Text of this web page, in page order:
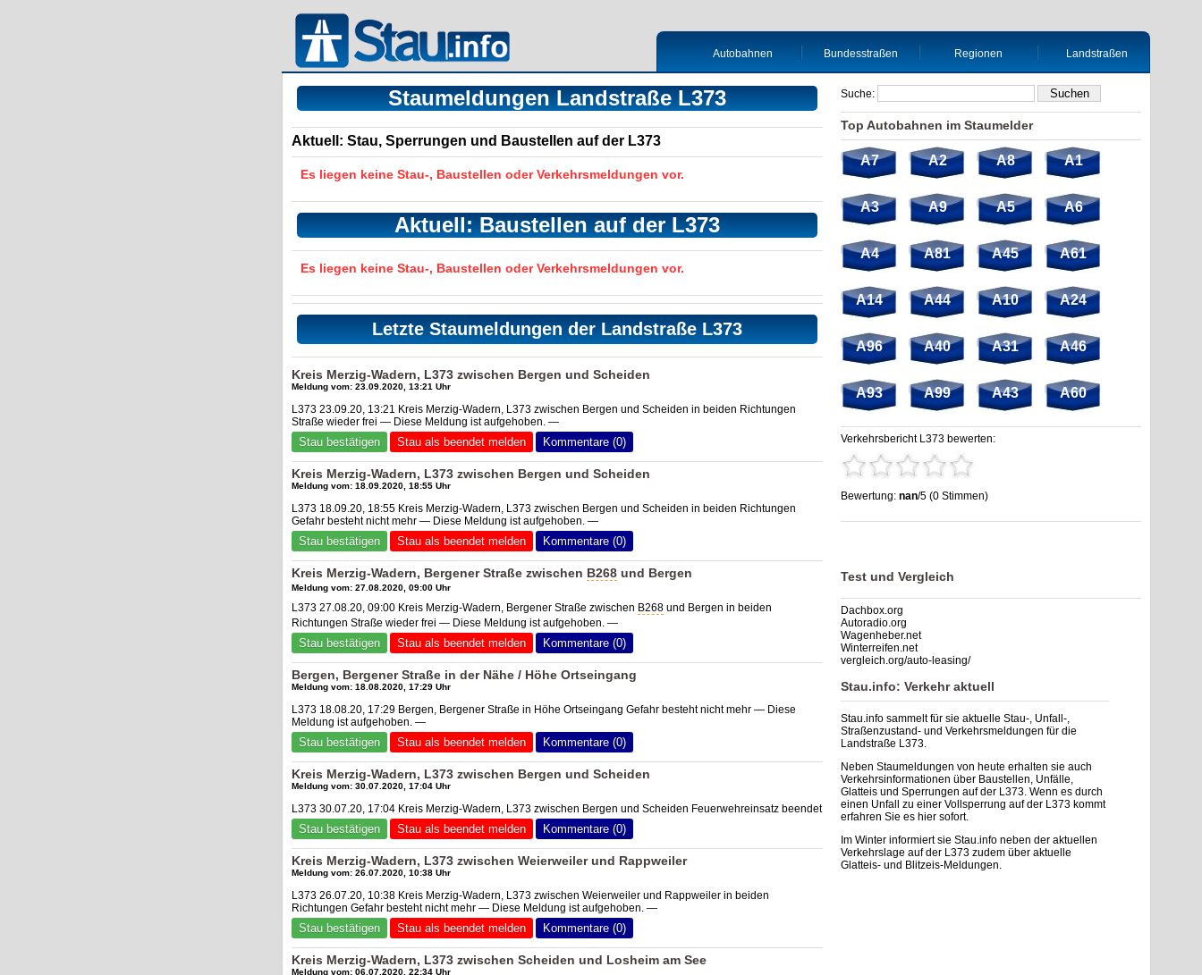
Autobahnen Bundesstraßen Regionen Landstraßen
Staumeldungen Landstraße L373
Aktuell: Stau, Sperrungen und Baustellen auf der L373
Es liegen keine Stau-, Baustellen oder Verkehrsmeldungen vor.
Aktuell: Baustellen auf der L373
Es liegen keine Stau-, Baustellen oder Verkehrsmeldungen vor.
Letzte Staumeldungen der Landstraße L373
Kreis Merzig-Wadern, L373 zwischen Bergen und Scheiden
Meldung vom: 23.09.2020, 13:21 Uhr
L373 23.09.20, 13:21 Kreis Merzig-Wadern, L373 zwischen Bergen und Scheiden in beiden Richtungen
Straße wieder frei — Diese Meldung ist aufgehoben. —
Stau bestätigen Stau als beendet melden Kommentare (0)
Kreis Merzig-Wadern, L373 zwischen Bergen und Scheiden
Meldung vom: 18.09.2020, 18:55 Uhr
L373 18.09.20, 18:55 Kreis Merzig-Wadern, L373 zwischen Bergen und Scheiden in beiden Richtungen
Gefahr besteht nicht mehr — Diese Meldung ist aufgehoben. —
Stau bestätigen Stau als beendet melden Kommentare (0)
Kreis Merzig-Wadern, Bergener Straße zwischen B268 und Bergen
Meldung vom: 27.08.2020, 09:00 Uhr
L373 27.08.20, 09:00 Kreis Merzig-Wadern, Bergener Straße zwischen B268 und Bergen in beiden
Richtungen Straße wieder frei — Diese Meldung ist aufgehoben. —
Stau bestätigen Stau als beendet melden Kommentare (0)
Bergen, Bergener Straße in der Nähe / Höhe Ortseingang
Meldung vom: 18.08.2020, 17:29 Uhr
L373 18.08.20, 17:29 Bergen, Bergener Straße in Höhe Ortseingang Gefahr besteht nicht mehr — Diese
Meldung ist aufgehoben. —
Stau bestätigen Stau als beendet melden Kommentare (0)
Kreis Merzig-Wadern, L373 zwischen Bergen und Scheiden
Meldung vom: 30.07.2020, 17:04 Uhr
L373 30.07.20, 17:04 Kreis Merzig-Wadern, L373 zwischen Bergen und Scheiden Feuerwehreinsatz beendet
Stau bestätigen Stau als beendet melden Kommentare (0)
Kreis Merzig-Wadern, L373 zwischen Weierweiler und Rappweiler
Meldung vom: 26.07.2020, 10:38 Uhr
L373 26.07.20, 10:38 Kreis Merzig-Wadern, L373 zwischen Weierweiler und Rappweiler in beiden
Richtungen Gefahr besteht nicht mehr — Diese Meldung ist aufgehoben. —
Stau bestätigen Stau als beendet melden Kommentare (0)
Kreis Merzig-Wadern, L373 zwischen Scheiden und Losheim am See
Meldung vom: 06.07.2020, 22:34 Uhr
Suche:
Top Autobahnen im Staumelder
A7 A2 A8 A1
A3 A9 A5 A6
A4 A81 A45 A61
A14 A44 A10 A24
A96 A40 A31 A46
A93 A99 A43 A60
Verkehrsbericht L373 bewerten:
Bewertung: nan/5 (0 Stimmen)
Stau L373: Unfälle, Sperrung & Baustellen | Staumelder L373
Test und Vergleich
Dachbox.org
Autoradio.org
Wagenheber.net
Winterreifen.net
vergleich.org/auto-leasing/
Stau.info: Verkehr aktuell
Stau.info sammelt für sie aktuelle Stau-, Unfall-,
Straßenzustand- und Verkehrsmeldungen für die
Landstraße L373.
Neben Staumeldungen von heute erhalten sie auch
Verkehrsinformationen über Baustellen, Unfälle,
Glatteis und Sperrungen auf der L373. Wenn es durch
einen Unfall zu einer Vollsperrung auf der L373 kommt
erfahren Sie es hier sofort.
Im Winter informiert sie Stau.info neben der aktuellen
Verkehrslage auf der L373 zudem über aktuelle
Glatteis- und Blitzeis-Meldungen.